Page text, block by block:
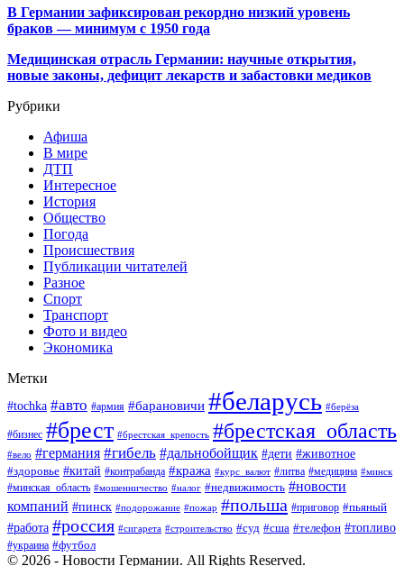
В Германии зафиксирован рекордно низкий уровень
браков — минимум с 1950 года
Медицинская отрасль Германии: научные открытия,
новые законы, дефицит лекарств и забастовки медиков
Рубрики
Афиша
В мире
ДТП
Интересное
История
Общество
Погода
Происшествия
Публикации читателей
Разное
Спорт
Транспорт
Фото и видео
Экономика
Метки
#tochka #авто #армия #барановичи #беларусь #берёза
#бизнес #брест #брестская_крепость #брестская_область
#вело #германия #гибель #дальнобойщик #дети #животное
#здоровье #китай #контрабанда #кража #курс_валют #литва #медицина #минск
#минская_область #мошенничество #налог #недвижимость #новости
компаний #пинск #подорожание #пожар #польша #приговор #пьяный
#работа #россия #сигарета #строительство #суд #сша #телефон #топливо
#украина #футбол
© 2026 - Новости Германии. All Rights Reserved.